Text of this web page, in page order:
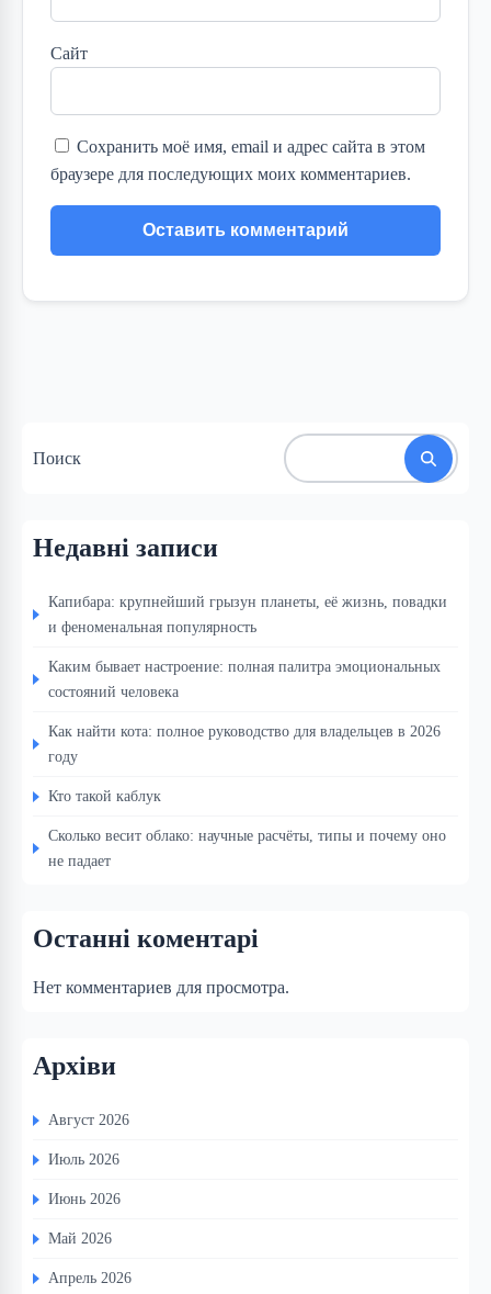
Сайт
Сохранить моё имя, email и адрес сайта в этом
браузере для последующих моих комментариев.
Поиск
Недавні записи
Капибара: крупнейший грызун планеты, её жизнь, повадки
и феноменальная популярность
Каким бывает настроение: полная палитра эмоциональных
состояний человека
Как найти кота: полное руководство для владельцев в 2026
году
Кто такой каблук
Сколько весит облако: научные расчёты, типы и почему оно
не падает
Останні коментарі
Нет комментариев для просмотра.
Архіви
Август 2026
Июль 2026
Июнь 2026
Май 2026
Апрель 2026